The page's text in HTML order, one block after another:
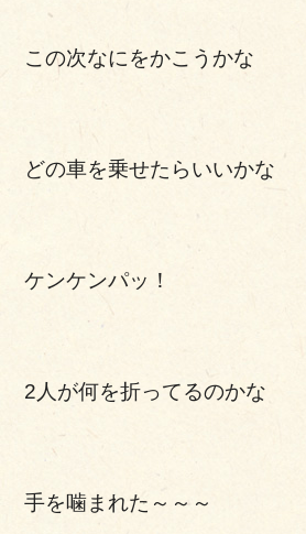
この次なにをかこうかな
どの車を乗せたらいいかな
ケンケンパッ！
2人が何を折ってるのかな
手を噛まれた～～～